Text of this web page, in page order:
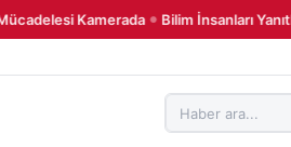
Kamerada ● Bilim İnsanları